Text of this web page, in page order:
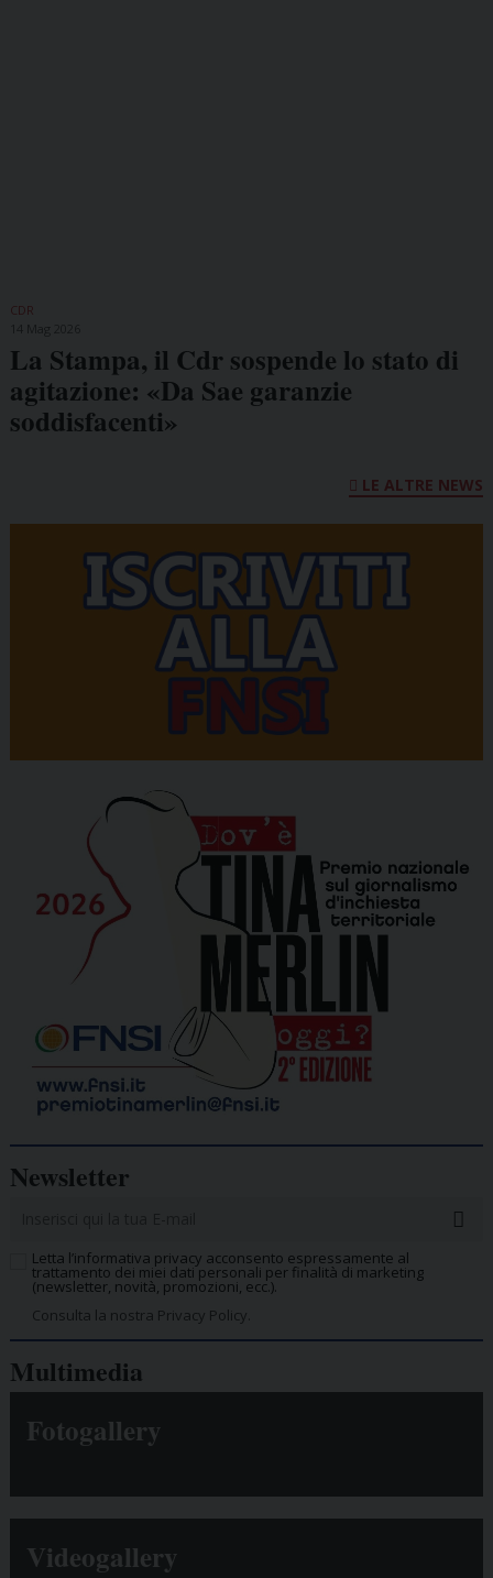
CDR
La Stampa, il Cdr sospende lo stato di
agitazione: «Da Sae garanzie
soddisfacenti»
LE ALTRE NEWS
Newsletter
Letta l’informativa privacy acconsento espressamente al
trattamento dei miei dati personali per finalità di marketing
(newsletter, novità, promozioni, ecc.).
Consulta la nostra Privacy Policy.
Multimedia
Fotogallery
Videogallery